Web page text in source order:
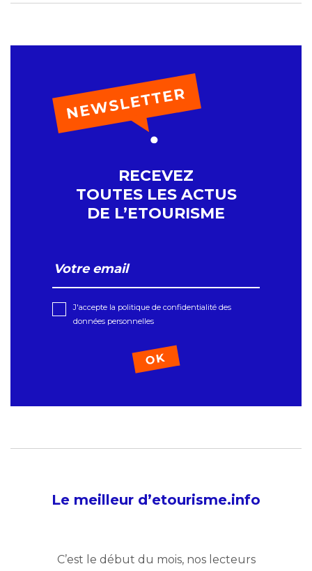
RECEVEZ
TOUTES LES ACTUS
DE L’ETOURISME
J'accepte la politique de confidentialité des
données personnelles
Le meilleur d’etourisme.info
C’est le début du mois, nos lecteurs